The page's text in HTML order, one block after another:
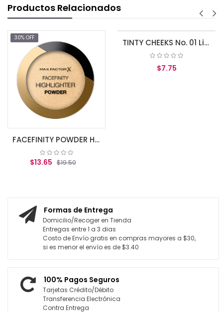
Productos Relacionados
30% OFF
FACEFINITY POWDER HIGHLIGHTER GOLDEN HOUR 02
$13.65 $19.50
TINTY CHEEKS No. 01 Liquid blusher for a healthy, flushed look
$7.75
Formas de Entrega
Domicilio/Recoger en Tienda
Entregas entre 1 a 3 dias
Costo de Envío gratis en compras mayores a $30,
si es menor el envío es de $3.40
100% Pagos Seguros
Tarjetas Crédito/Débito
Transferencia Electrónica
Contra Entrega